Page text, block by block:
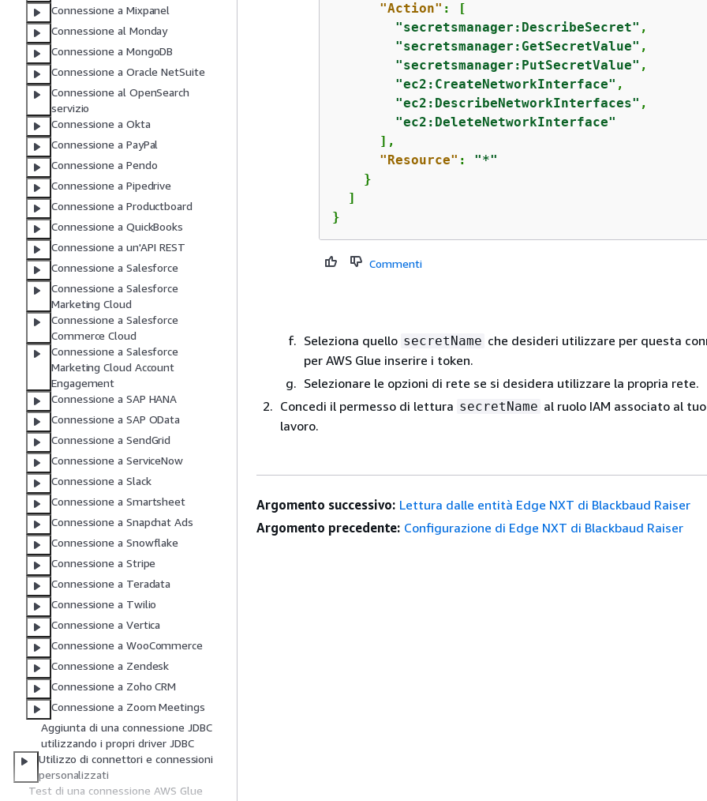
Connessione a Mixpanel
Connessione al Monday
Connessione a MongoDB
Connessione a Oracle NetSuite
Connessione al OpenSearch
servizio
Connessione a Okta
Connessione a PayPal
Connessione a Pendo
Connessione a Pipedrive
Connessione a Productboard
Connessione a QuickBooks
Connessione a un'API REST
Connessione a Salesforce
Connessione a Salesforce
Marketing Cloud
Connessione a Salesforce
Commerce Cloud
Connessione a Salesforce
Marketing Cloud Account
Engagement
Connessione a SAP HANA
Connessione a SAP OData
Connessione a SendGrid
Connessione a ServiceNow
Connessione a Slack
Connessione a Smartsheet
Connessione a Snapchat Ads
Connessione a Snowflake
Connessione a Stripe
Connessione a Teradata
Connessione a Twilio
Connessione a Vertica
Connessione a WooCommerce
Connessione a Zendesk
Connessione a Zoho CRM
Connessione a Zoom Meetings
Aggiunta di una connessione JDBC
utilizzando i propri driver JDBC
Utilizzo di connettori e connessioni
personalizzati
Test di una connessione AWS Glue
"Action" : [
"secretsmanager:DescribeSecret" ,
"secretsmanager:GetSecretValue" ,
"secretsmanager:PutSecretValue" ,
"ec2:CreateNetworkInterface" ,
"ec2:DescribeNetworkInterfaces" ,
"ec2:DeleteNetworkInterface"
      ],
"Resource" : "*"
    }
  ]
}
Commenti
Seleziona quello secretName che desideri utilizzare per questa
per AWS Glue inserire i token.
Selezionare le opzioni di rete se si desidera utilizzare la propria rete.
Concedi il permesso di lettura secretName al ruolo IAM associato al tuo
lavoro.
Argomento successivo: Lettura dalle entità Edge NXT di Blackbaud Raiser
Argomento precedente: Configurazione di Edge NXT di Blackbaud Raiser